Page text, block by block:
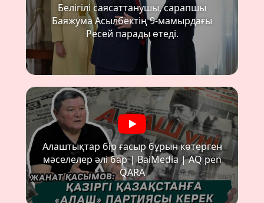
Белігілі саясаттанушы, сарапшы
Баяжума Асылбектің 9-мамырдағы
Ресей парады өтеді.
Алаштықтар бір ғасыр бұрын көтерген
мәселелер әлі бар | BaiMedia | AQ pen
QARA